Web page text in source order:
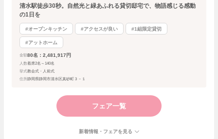
清水駅徒歩30秒。自然光と緑あふれる貸切邸宅で、物語感じる感動
の1日を
#オープンキッチン #アクセスが良い #1組限定貸切
#アットホーム
金額 80名：2,481,917円
人数着席2名～140名
挙式教会式・人前式
住所静岡県静岡市清水区真砂町３－１
フェア一覧
新着情報・フェアを見る